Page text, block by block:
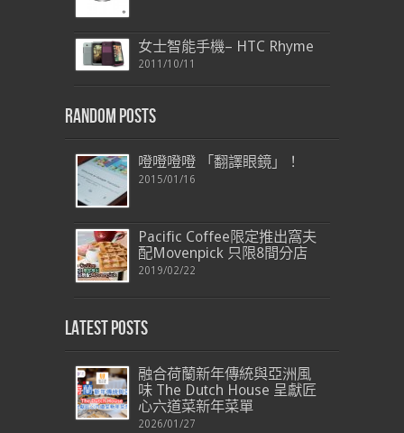
女士智能手機– HTC Rhyme
2011/10/11
Random Posts
噔噔噔噔 「翻譯眼鏡」！
2015/01/16
Pacific Coffee限定推出窩夫
配Movenpick 只限8間分店
2019/02/22
Latest Posts
融合荷蘭新年傳統與亞洲風
味 The Dutch House 呈獻匠
心六道菜新年菜單
2026/01/27